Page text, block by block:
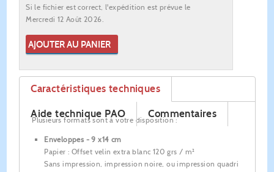
Si le fichier est correct, l'expédition est prévue le
Mercredi 12 Août 2026.
AJOUTER AU PANIER
Caractéristiques techniques
Aide technique PAO
Commentaires
Plusieurs formats sont à votre disposition :
Enveloppes - 9 x14 cm
Papier : Offset velin extra blanc 120 grs / m²
Sans impression, impression noire, ou impression quadri